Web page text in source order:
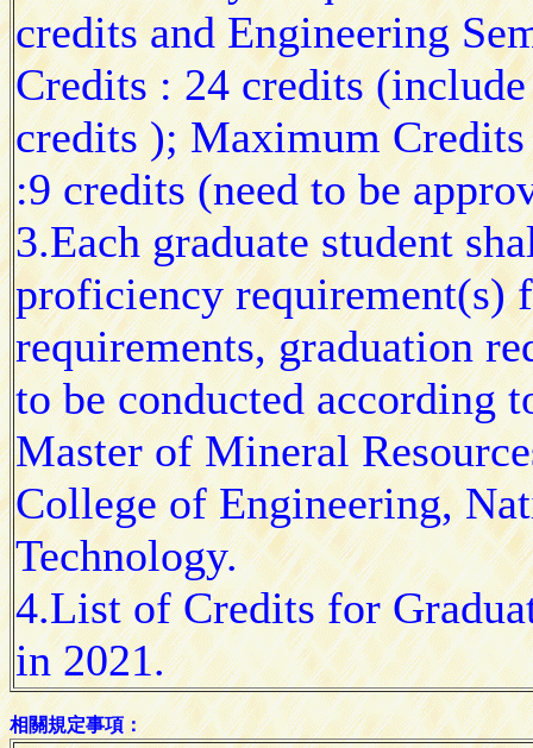
credits and Engineering
Credits : 24 credits
credits ); Maximum
:9 credits (need to be
3.Each graduate student
proficiency requirement(s)
requirements, graduation
to be conducted according
Master of Mineral
College of Engineering,
Technology.
4.List of Credits for
in 2021.
相關規定事項：